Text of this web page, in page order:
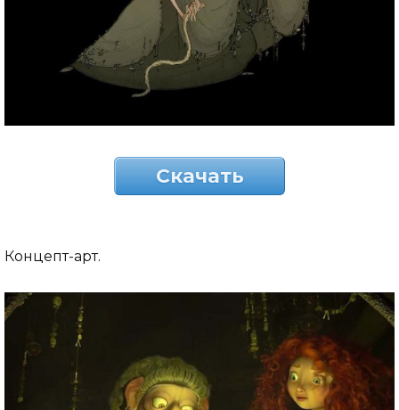
Скачать
Концепт-арт.